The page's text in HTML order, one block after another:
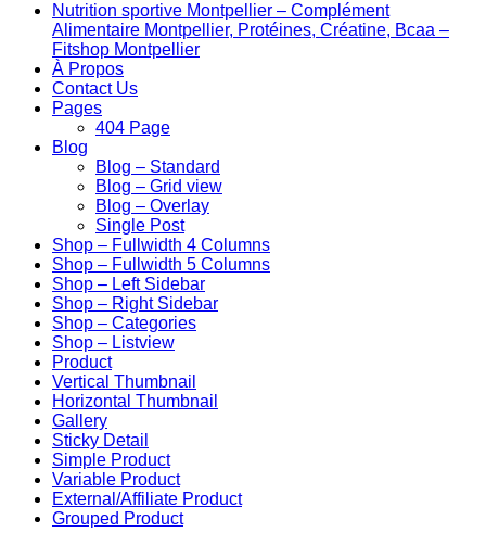
Nutrition sportive Montpellier – Complément
Alimentaire Montpellier, Protéines, Créatine, Bcaa –
Fitshop Montpellier
À Propos
Contact Us
Pages
404 Page
Blog
Blog – Standard
Blog – Grid view
Blog – Overlay
Single Post
Shop – Fullwidth 4 Columns
Shop – Fullwidth 5 Columns
Shop – Left Sidebar
Shop – Right Sidebar
Shop – Categories
Shop – Listview
Product
Vertical Thumbnail
Horizontal Thumbnail
Gallery
Sticky Detail
Simple Product
Variable Product
External/Affiliate Product
Grouped Product